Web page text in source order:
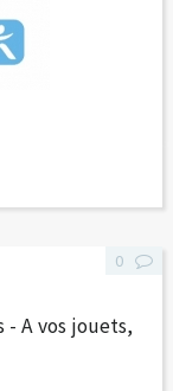
- A vos jouets,
0